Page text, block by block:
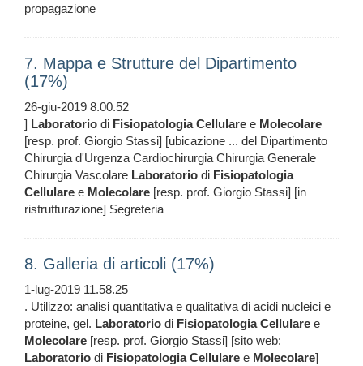
propagazione
7. Mappa e Strutture del Dipartimento
(17%)
26-giu-2019 8.00.52
] Laboratorio di Fisiopatologia Cellulare e Molecolare
[resp. prof. Giorgio Stassi] [ubicazione ... del Dipartimento
Chirurgia d'Urgenza Cardiochirurgia Chirurgia Generale
Chirurgia Vascolare Laboratorio di Fisiopatologia
Cellulare e Molecolare [resp. prof. Giorgio Stassi] [in
ristrutturazione] Segreteria
8. Galleria di articoli (17%)
1-lug-2019 11.58.25
. Utilizzo: analisi quantitativa e qualitativa di acidi nucleici e
proteine, gel. Laboratorio di Fisiopatologia Cellulare e
Molecolare [resp. prof. Giorgio Stassi] [sito web:
Laboratorio di Fisiopatologia Cellulare e Molecolare]